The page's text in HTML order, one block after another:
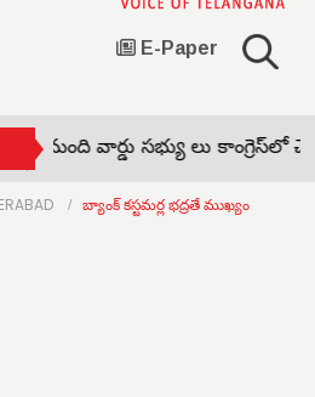
E-Paper
వార్డు సభ్యు లు కాంగ్రెస్‌లో
బ్యాంక్ కస్టమర్ల భద్రతే ముఖ్యం